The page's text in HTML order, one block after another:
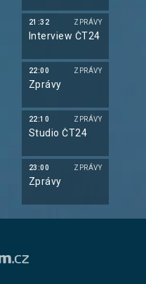
21:32 ZPRÁVY
Interview ČT24
22:00 ZPRÁVY
Zprávy
22:10 ZPRÁVY
Studio ČT24
23:00 ZPRÁVY
Zprávy